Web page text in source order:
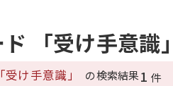
「受け手意識
「受け手意識」 の検索結果1 件